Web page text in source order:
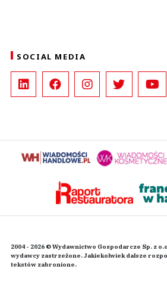
SOCIAL MEDIA
2004 - 2026 © Wydawnictwo Gospodarcze Sp. z
wydawcy zastrzeżone. Jakiekolwiek dalsze
tekstów zabronione.